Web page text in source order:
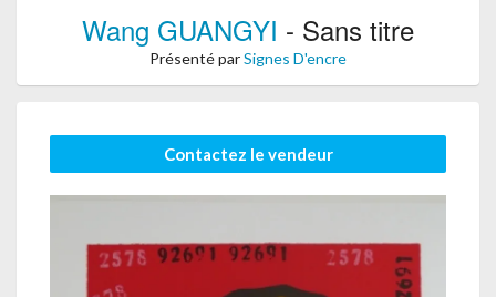
Wang GUANGYI - Sans titre
Présenté parSignes D'encre
Contactez le vendeur